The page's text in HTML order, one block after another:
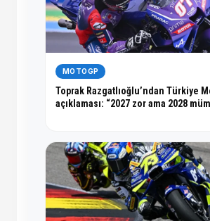
MOTOGP
Toprak Razgatlıoğlu’ndan Türkiye
açıklaması: “2027 zor ama 2028